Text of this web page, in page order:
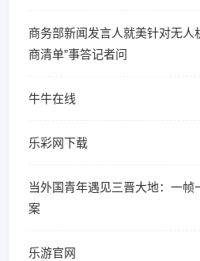
商务部新闻发言人就美针对无人
商清单”事答记者问
牛牛在线
乐彩网下载
当外国青年遇见三晋大地：一
案
乐游官网